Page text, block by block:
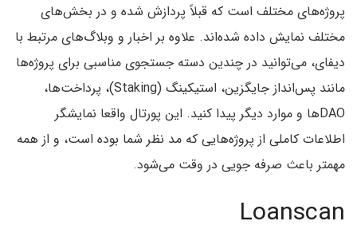
پروژه‌های مختلف است که قبلاً پردازش شده و در بخش‌های
مختلف نمایش داده شده‌اند. علاوه بر اخبار و وبلاگ‌های مرتبط با
دیفای، می‌توانید در چندین دسته جستجوی مناسبی برای پروژه‌ها
مانند پس‌انداز جایگزین، استیکینگ (Staking)، پرداخت‌ها،
DAO‌ها و موارد دیگر پیدا کنید. این پورتال واقعا نمایشگر
اطلاعات کاملی از پروژه‌هایی که مد نظر شما بوده است، و از همه
مهمتر باعث صرفه جویی در وقت می‌شود.
Loanscan